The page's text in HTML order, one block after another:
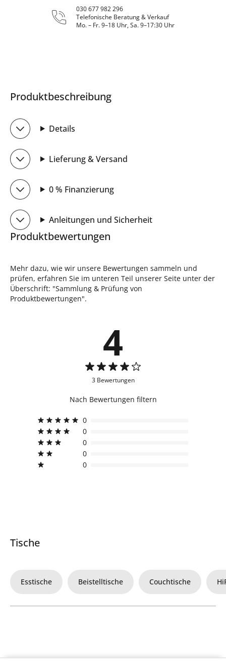
030 677 982 296
Telefonische Beratung & Verkauf
Mo. – Fr. 9–18 Uhr, Sa. 9–17:30 Uhr
Produktbeschreibung
Details
Lieferung & Versand
0 % Finanzierung
Anleitungen und Sicherheit
Produktbewertungen
Mehr dazu, wie wir unsere Bewertungen sammeln und
prüfen, erfahren Sie im unteren Teil unserer Seite unter der
Überschrift: "Sammlung & Prüfung von
Produktbewertungen".
4
3 Bewertungen
Nach Bewertungen filtern
0
0
0
0
0
Tische
Esstische Beistelltische Couchtische